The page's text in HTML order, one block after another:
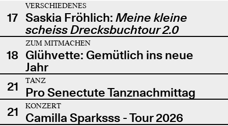
17
VERSCHIEDENES
Saskia Fröhlich: Meine kleine
scheiss Drecksbuchtour 2.0
18
ZUM MITMACHEN
Glühvette: Gemütlich ins neue
Jahr
21
TANZ
Pro Senectute Tanznachmittag
21
KONZERT
Camilla Sparksss - Tour 2026